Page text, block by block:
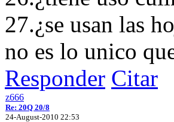
27.¿se usan las
no es lo unico
Responder Citar
z666
Re: 20Q 20/8
24-August-2010 22:53